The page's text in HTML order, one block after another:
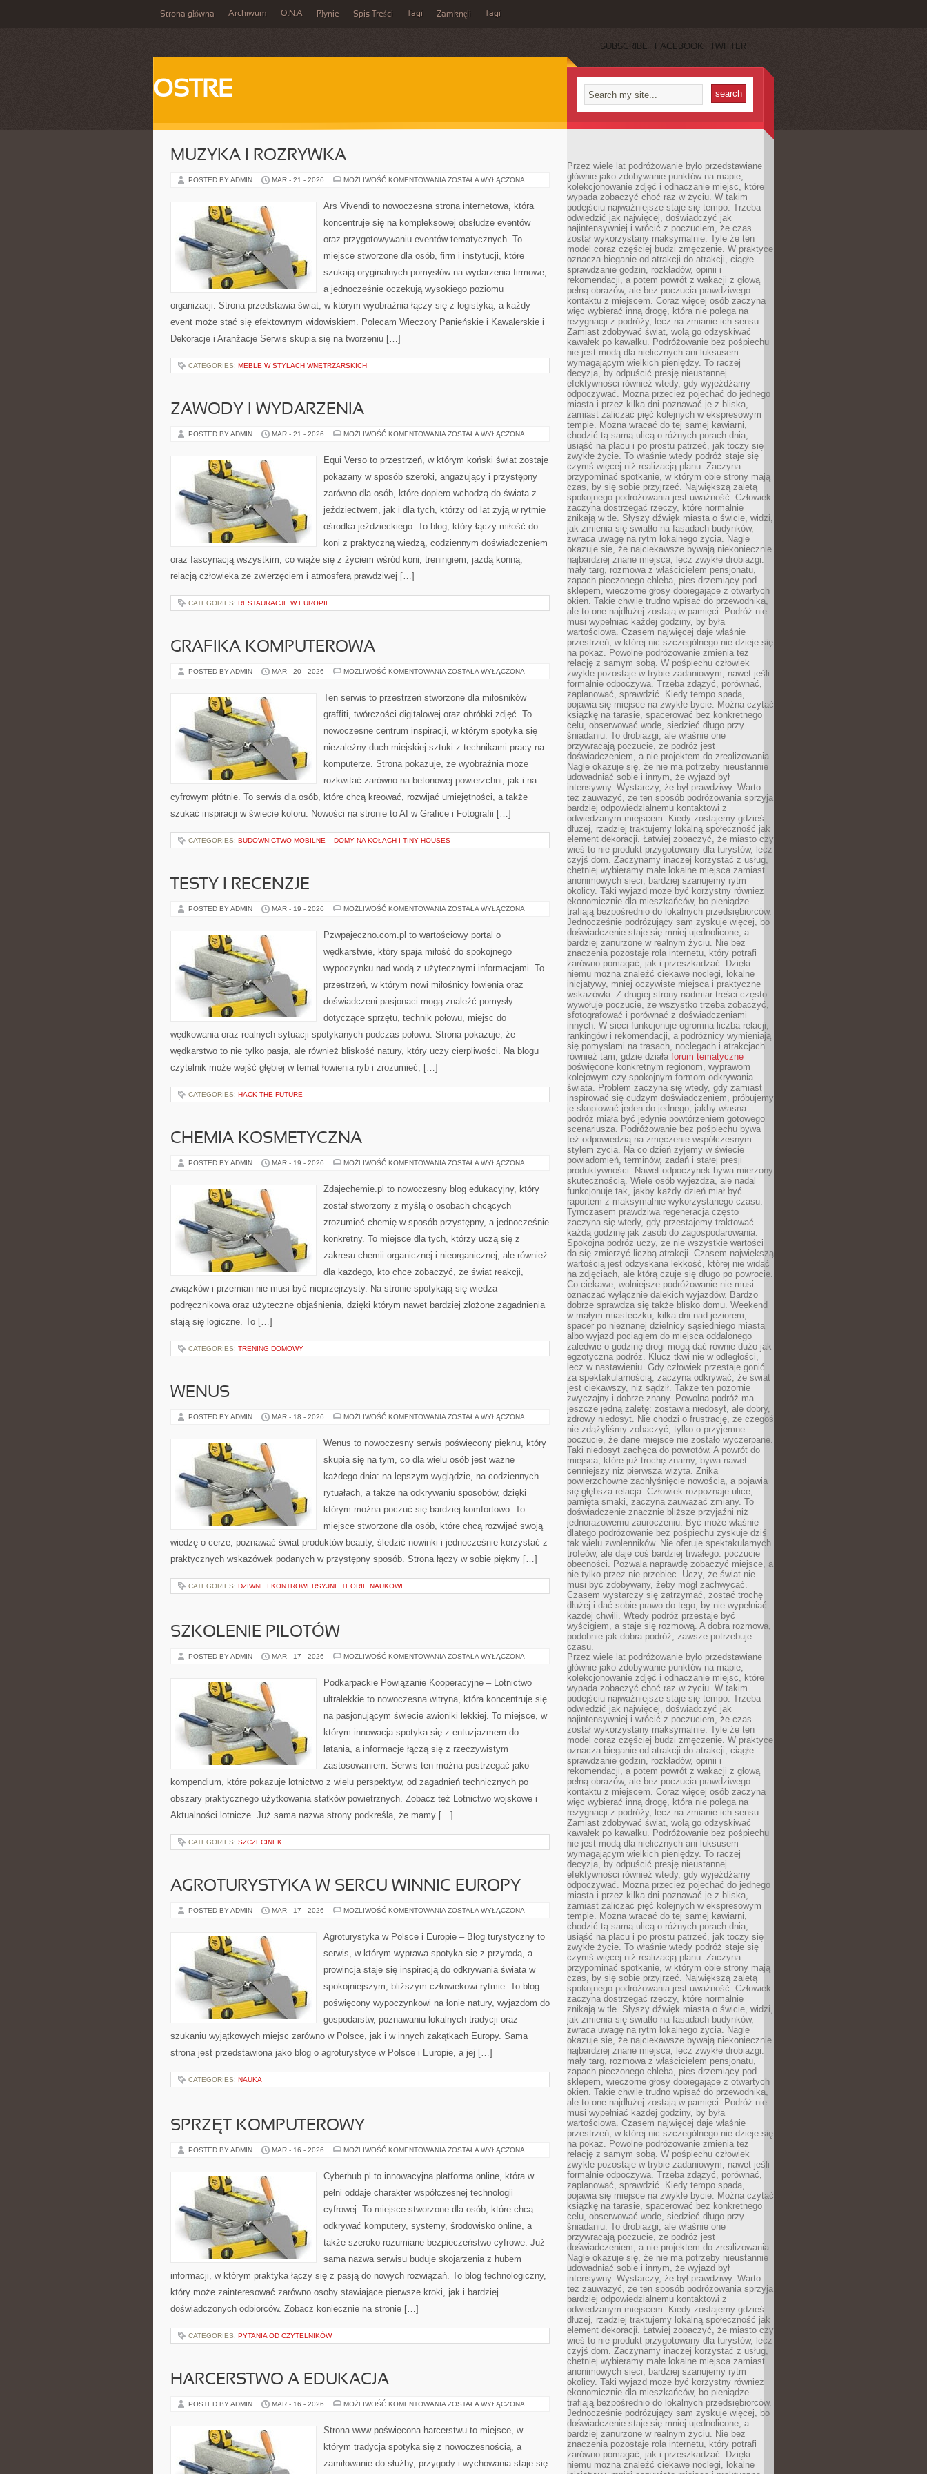
Strona główna Archiwum O.N.A Płynie Spis Treści Tagi Zamknęli Tagi
SUBSCRIBE FACEBOOK TWITTER
OSTRE
MUZYKA I ROZRYWKA
POSTED BY ADMIN MAR - 21 - 2026 MOŻLIWOŚĆ KOMENTOWANIA MUZYKA
ZOSTAŁA WYŁĄCZONA
Ars Vivendi to nowoczesna strona internetowa, która
koncentruje się na kompleksowej obsłudze eventów
oraz przygotowywaniu eventów tematycznych. To
miejsce stworzone dla osób, firm i instytucji, które
szukają oryginalnych pomysłów na wydarzenia firmowe,
a jednocześnie oczekują wysokiego poziomu
organizacji. Strona przedstawia świat, w którym wyobraźnia łączy się z logistyką, a każdy
event może stać się efektownym widowiskiem. Polecam Wieczory Panieńskie i Kawalerskie i
Dekoracje i Aranżacje Serwis skupia się na tworzeniu […]
CATEGORIES: MEBLE W STYLACH WNĘTRZARSKICH
ZAWODY I WYDARZENIA
POSTED BY ADMIN MAR - 21 - 2026 MOŻLIWOŚĆ KOMENTOWANIA ZAWODY
ZOSTAŁA WYŁĄCZONA
Equi Verso to przestrzeń, w którym koński świat zostaje
pokazany w sposób szeroki, angażujący i przystępny
zarówno dla osób, które dopiero wchodzą do świata z
jeździectwem, jak i dla tych, którzy od lat żyją w rytmie
ośrodka jeździeckiego. To blog, który łączy miłość do
koni z praktyczną wiedzą, codziennym doświadczeniem
oraz fascynacją wszystkim, co wiąże się z życiem wśród koni, treningiem, jazdą konną,
relacją człowieka ze zwierzęciem i atmosferą prawdziwej […]
CATEGORIES: RESTAURACJE W EUROPIE
GRAFIKA KOMPUTEROWA
POSTED BY ADMIN MAR - 20 - 2026 MOŻLIWOŚĆ KOMENTOWANIA GRAFIKA
ZOSTAŁA WYŁĄCZONA
Ten serwis to przestrzeń stworzone dla miłośników
graffiti, twórczości digitalowej oraz obróbki zdjęć. To
nowoczesne centrum inspiracji, w którym spotyka się
niezależny duch miejskiej sztuki z technikami pracy na
komputerze. Strona pokazuje, że wyobraźnia może
rozkwitać zarówno na betonowej powierzchni, jak i na
cyfrowym płótnie. To serwis dla osób, które chcą kreować, rozwijać umiejętności, a także
szukać inspiracji w świecie koloru. Nowości na stronie to AI w Grafice i Fotografii […]
CATEGORIES: BUDOWNICTWO MOBILNE – DOMY NA KOŁACH I TINY HOUSES
TESTY I RECENZJE
POSTED BY ADMIN MAR - 19 - 2026 MOŻLIWOŚĆ KOMENTOWANIA TESTY
ZOSTAŁA WYŁĄCZONA
Pzwpajeczno.com.pl to wartościowy portal o
wędkarstwie, który spaja miłość do spokojnego
wypoczynku nad wodą z użytecznymi informacjami. To
przestrzeń, w którym nowi miłośnicy łowienia oraz
doświadczeni pasjonaci mogą znaleźć pomysły
dotyczące sprzętu, technik połowu, miejsc do
wędkowania oraz realnych sytuacji spotykanych podczas połowu. Strona pokazuje, że
wędkarstwo to nie tylko pasja, ale również bliskość natury, który uczy cierpliwości. Na blogu
czytelnik może wejść głębiej w temat łowienia ryb i zrozumieć, […]
CATEGORIES: HACK THE FUTURE
CHEMIA KOSMETYCZNA
POSTED BY ADMIN MAR - 19 - 2026 MOŻLIWOŚĆ KOMENTOWANIA CHEMIA
ZOSTAŁA WYŁĄCZONA
Zdajechemie.pl to nowoczesny blog edukacyjny, który
został stworzony z myślą o osobach chcących
zrozumieć chemię w sposób przystępny, a jednocześnie
konkretny. To miejsce dla tych, którzy uczą się z
zakresu chemii organicznej i nieorganicznej, ale również
dla każdego, kto chce zobaczyć, że świat reakcji,
związków i przemian nie musi być nieprzejrzysty. Na stronie spotykają się wiedza
podręcznikowa oraz użyteczne objaśnienia, dzięki którym nawet bardziej złożone zagadnienia
stają się logiczne. To […]
CATEGORIES: TRENING DOMOWY
WENUS
POSTED BY ADMIN MAR - 18 - 2026 MOŻLIWOŚĆ KOMENTOWANIA WENUS
ZOSTAŁA WYŁĄCZONA
Wenus to nowoczesny serwis poświęcony pięknu, który
skupia się na tym, co dla wielu osób jest ważne
każdego dnia: na lepszym wyglądzie, na codziennych
rytuałach, a także na odkrywaniu sposobów, dzięki
którym można poczuć się bardziej komfortowo. To
miejsce stworzone dla osób, które chcą rozwijać swoją
wiedzę o cerze, poznawać świat produktów beauty, śledzić nowinki i jednocześnie korzystać z
praktycznych wskazówek podanych w przystępny sposób. Strona łączy w sobie piękny […]
CATEGORIES: DZIWNE I KONTROWERSYJNE TEORIE NAUKOWE
SZKOLENIE PILOTÓW
POSTED BY ADMIN MAR - 17 - 2026 MOŻLIWOŚĆ KOMENTOWANIA SZKOLENIE
ZOSTAŁA WYŁĄCZONA
Podkarpackie Powiązanie Kooperacyjne – Lotnictwo
ultralekkie to nowoczesna witryna, która koncentruje się
na pasjonującym świecie awioniki lekkiej. To miejsce, w
którym innowacja spotyka się z entuzjazmem do
latania, a informacje łączą się z rzeczywistym
zastosowaniem. Serwis ten można postrzegać jako
kompendium, które pokazuje lotnictwo z wielu perspektyw, od zagadnień technicznych po
obszary praktycznego użytkowania statków powietrznych. Zobacz też Lotnictwo wojskowe i
Aktualności lotnicze. Już sama nazwa strony podkreśla, że mamy […]
CATEGORIES: SZCZECINEK
AGROTURYSTYKA W SERCU WINNIC EUROPY
POSTED BY ADMIN MAR - 17 - 2026 MOŻLIWOŚĆ KOMENTOWANIA AGROTURYSTYKA
WINNIC
EUROPY
ZOSTAŁA WYŁĄCZONA
Agroturystyka w Polsce i Europie – Blog turystyczny to
serwis, w którym wyprawa spotyka się z przyrodą, a
prowincja staje się inspiracją do odkrywania świata w
spokojniejszym, bliższym człowiekowi rytmie. To blog
poświęcony wypoczynkowi na łonie natury, wyjazdom do
gospodarstw, poznawaniu lokalnych tradycji oraz
szukaniu wyjątkowych miejsc zarówno w Polsce, jak i w innych zakątkach Europy. Sama
strona jest przedstawiona jako blog o agroturystyce w Polsce i Europie, a jej […]
CATEGORIES: NAUKA
SPRZĘT KOMPUTEROWY
POSTED BY ADMIN MAR - 16 - 2026 MOŻLIWOŚĆ KOMENTOWANIA SPRZĘT
ZOSTAŁA WYŁĄCZONA
Cyberhub.pl to innowacyjna platforma online, która w
pełni oddaje charakter współczesnej technologii
cyfrowej. To miejsce stworzone dla osób, które chcą
odkrywać komputery, systemy, środowisko online, a
także szeroko rozumiane bezpieczeństwo cyfrowe. Już
sama nazwa serwisu buduje skojarzenia z hubem
informacji, w którym praktyka łączy się z pasją do nowych rozwiązań. To blog technologiczny,
który może zainteresować zarówno osoby stawiające pierwsze kroki, jak i bardziej
doświadczonych odbiorców. Zobacz koniecznie na stronie […]
CATEGORIES: PYTANIA OD CZYTELNIKÓW
HARCERSTWO A EDUKACJA
POSTED BY ADMIN MAR - 16 - 2026 MOŻLIWOŚĆ KOMENTOWANIA HARCERSTWO
ZOSTAŁA WYŁĄCZONA
Strona www poświęcona harcerstwu to miejsce, w
którym tradycja spotyka się z nowoczesnością, a
zamiłowanie do służby, przygody i wychowania staje się
Przez wiele lat podróżowanie było przedstawiane
głównie jako zdobywanie punktów na mapie,
kolekcjonowanie zdjęć i odhaczanie miejsc, które
wypada zobaczyć choć raz w życiu. W takim
podejściu najważniejsze staje się tempo. Trzeba
odwiedzić jak najwięcej, doświadczyć jak
najintensywniej i wrócić z poczuciem, że czas
został wykorzystany maksymalnie. Tyle że ten
model coraz częściej budzi zmęczenie. W praktyce
oznacza bieganie od atrakcji do atrakcji, ciągłe
sprawdzanie godzin, rozkładów, opinii i
rekomendacji, a potem powrót z wakacji z głową
pełną obrazów, ale bez poczucia prawdziwego
kontaktu z miejscem. Coraz więcej osób zaczyna
więc wybierać inną drogę, która nie polega na
rezygnacji z podróży, lecz na zmianie ich sensu.
Zamiast zdobywać świat, wolą go odzyskiwać
kawałek po kawałku. Podróżowanie bez pośpiechu
nie jest modą dla nielicznych ani luksusem
wymagającym wielkich pieniędzy. To raczej
decyzja, by odpuścić presję nieustannej
efektywności również wtedy, gdy wyjeżdżamy
odpoczywać. Można przecież pojechać do jednego
miasta i przez kilka dni poznawać je z bliska,
zamiast zaliczać pięć kolejnych w ekspresowym
tempie. Można wracać do tej samej kawiarni,
chodzić tą samą ulicą o różnych porach dnia,
usiąść na placu i po prostu patrzeć, jak toczy się
zwykłe życie. To właśnie wtedy podróż staje się
czymś więcej niż realizacją planu. Zaczyna
przypominać spotkanie, w którym obie strony mają
czas, by się sobie przyjrzeć. Największą zaletą
spokojnego podróżowania jest uważność. Człowiek
zaczyna dostrzegać rzeczy, które normalnie
znikają w tle. Słyszy dźwięk miasta o świcie, widzi,
jak zmienia się światło na fasadach budynków,
zwraca uwagę na rytm lokalnego życia. Nagle
okazuje się, że najciekawsze bywają niekoniecznie
najbardziej znane miejsca, lecz zwykłe drobiazgi:
mały targ, rozmowa z właścicielem pensjonatu,
zapach pieczonego chleba, pies drzemiący pod
sklepem, wieczorne głosy dobiegające z otwartych
okien. Takie chwile trudno wpisać do przewodnika,
ale to one najdłużej zostają w pamięci. Podróż nie
musi wypełniać każdej godziny, by była
wartościowa. Czasem najwięcej daje właśnie
przestrzeń, w której nic szczególnego nie dzieje się
na pokaz. Powolne podróżowanie zmienia też
relację z samym sobą. W pośpiechu człowiek
zwykle pozostaje w trybie zadaniowym, nawet jeśli
formalnie odpoczywa. Trzeba zdążyć, porównać,
zaplanować, sprawdzić. Kiedy tempo spada,
pojawia się miejsce na zwykłe bycie. Można czytać
książkę na tarasie, spacerować bez konkretnego
celu, obserwować wodę, siedzieć długo przy
śniadaniu. To drobiazgi, ale właśnie one
przywracają poczucie, że podróż jest
doświadczeniem, a nie projektem do zrealizowania.
Nagle okazuje się, że nie ma potrzeby nieustannie
udowadniać sobie i innym, że wyjazd był
intensywny. Wystarczy, że był prawdziwy. Warto
też zauważyć, że ten sposób podróżowania sprzyja
bardziej odpowiedzialnemu kontaktowi z
odwiedzanym miejscem. Kiedy zostajemy gdzieś
dłużej, rzadziej traktujemy lokalną społeczność jak
element dekoracji. Łatwiej zobaczyć, że miasto czy
wieś to nie produkt przygotowany dla turystów, lecz
czyjś dom. Zaczynamy inaczej korzystać z usług,
chętniej wybieramy małe lokalne miejsca zamiast
anonimowych sieci, bardziej szanujemy rytm
okolicy. Taki wyjazd może być korzystny również
ekonomicznie dla mieszkańców, bo pieniądze
trafiają bezpośrednio do lokalnych przedsiębiorców.
Jednocześnie podróżujący sam zyskuje więcej, bo
doświadczenie staje się mniej ujednolicone, a
bardziej zanurzone w realnym życiu. Nie bez
znaczenia pozostaje rola internetu, który potrafi
zarówno pomagać, jak i przeszkadzać. Dzięki
niemu można znaleźć ciekawe noclegi, lokalne
inicjatywy, mniej oczywiste miejsca i praktyczne
wskazówki. Z drugiej strony nadmiar treści często
wywołuje poczucie, że wszystko trzeba zobaczyć,
sfotografować i porównać z doświadczeniami
innych. W sieci funkcjonuje ogromna liczba relacji,
rankingów i rekomendacji, a podróżnicy wymieniają
się pomysłami na trasach, noclegach i atrakcjach
również tam, gdzie działa forum tematyczne
poświęcone konkretnym regionom, wyprawom
kolejowym czy spokojnym formom odkrywania
świata. Problem zaczyna się wtedy, gdy zamiast
inspirować się cudzym doświadczeniem, próbujemy
je skopiować jeden do jednego, jakby własna
podróż miała być jedynie powtórzeniem gotowego
scenariusza. Podróżowanie bez pośpiechu bywa
też odpowiedzią na zmęczenie współczesnym
stylem życia. Na co dzień żyjemy w świecie
powiadomień, terminów, zadań i stałej presji
produktywności. Nawet odpoczynek bywa mierzony
skutecznością. Wiele osób wyjeżdża, ale nadal
funkcjonuje tak, jakby każdy dzień miał być
raportem z maksymalnie wykorzystanego czasu.
Tymczasem prawdziwa regeneracja często
zaczyna się wtedy, gdy przestajemy traktować
każdą godzinę jak zasób do zagospodarowania.
Spokojna podróż uczy, że nie wszystkie wartości
da się zmierzyć liczbą atrakcji. Czasem największą
wartością jest odzyskana lekkość, której nie widać
na zdjęciach, ale którą czuje się długo po powrocie.
Co ciekawe, wolniejsze podróżowanie nie musi
oznaczać wyłącznie dalekich wyjazdów. Bardzo
dobrze sprawdza się także blisko domu. Weekend
w małym miasteczku, kilka dni nad jeziorem,
spacer po nieznanej dzielnicy sąsiedniego miasta
albo wyjazd pociągiem do miejsca oddalonego
zaledwie o godzinę drogi mogą dać równie dużo jak
egzotyczna podróż. Klucz tkwi nie w odległości,
lecz w nastawieniu. Gdy człowiek przestaje gonić
za spektakularnością, zaczyna odkrywać, że świat
jest ciekawszy, niż sądził. Także ten pozornie
zwyczajny i dobrze znany. Powolna podróż ma
jeszcze jedną zaletę: zostawia niedosyt, ale dobry,
zdrowy niedosyt. Nie chodzi o frustrację, że czegoś
nie zdążyliśmy zobaczyć, tylko o przyjemne
poczucie, że dane miejsce nie zostało wyczerpane.
Taki niedosyt zachęca do powrotów. A powrót do
miejsca, które już trochę znamy, bywa nawet
cenniejszy niż pierwsza wizyta. Znika
powierzchowne zachłyśnięcie nowością, a pojawia
się głębsza relacja. Człowiek rozpoznaje ulice,
pamięta smaki, zaczyna zauważać zmiany. To
doświadczenie znacznie bliższe przyjaźni niż
jednorazowemu zauroczeniu. Być może właśnie
dlatego podróżowanie bez pośpiechu zyskuje dziś
tak wielu zwolenników. Nie oferuje spektakularnych
trofeów, ale daje coś bardziej trwałego: poczucie
obecności. Pozwala naprawdę zobaczyć miejsce, a
nie tylko przez nie przebiec. Uczy, że świat nie
musi być zdobywany, żeby mógł zachwycać.
Czasem wystarczy się zatrzymać, zostać trochę
dłużej i dać sobie prawo do tego, by nie wypełniać
każdej chwili. Wtedy podróż przestaje być
wyścigiem, a staje się rozmową. A dobra rozmowa,
podobnie jak dobra podróż, zawsze potrzebuje
czasu.
Przez wiele lat podróżowanie było przedstawiane
głównie jako zdobywanie punktów na mapie,
kolekcjonowanie zdjęć i odhaczanie miejsc, które
wypada zobaczyć choć raz w życiu. W takim
podejściu najważniejsze staje się tempo. Trzeba
odwiedzić jak najwięcej, doświadczyć jak
najintensywniej i wrócić z poczuciem, że czas
został wykorzystany maksymalnie. Tyle że ten
model coraz częściej budzi zmęczenie. W praktyce
oznacza bieganie od atrakcji do atrakcji, ciągłe
sprawdzanie godzin, rozkładów, opinii i
rekomendacji, a potem powrót z wakacji z głową
pełną obrazów, ale bez poczucia prawdziwego
kontaktu z miejscem. Coraz więcej osób zaczyna
więc wybierać inną drogę, która nie polega na
rezygnacji z podróży, lecz na zmianie ich sensu.
Zamiast zdobywać świat, wolą go odzyskiwać
kawałek po kawałku. Podróżowanie bez pośpiechu
nie jest modą dla nielicznych ani luksusem
wymagającym wielkich pieniędzy. To raczej
decyzja, by odpuścić presję nieustannej
efektywności również wtedy, gdy wyjeżdżamy
odpoczywać. Można przecież pojechać do jednego
miasta i przez kilka dni poznawać je z bliska,
zamiast zaliczać pięć kolejnych w ekspresowym
tempie. Można wracać do tej samej kawiarni,
chodzić tą samą ulicą o różnych porach dnia,
usiąść na placu i po prostu patrzeć, jak toczy się
zwykłe życie. To właśnie wtedy podróż staje się
czymś więcej niż realizacją planu. Zaczyna
przypominać spotkanie, w którym obie strony mają
czas, by się sobie przyjrzeć. Największą zaletą
spokojnego podróżowania jest uważność. Człowiek
zaczyna dostrzegać rzeczy, które normalnie
znikają w tle. Słyszy dźwięk miasta o świcie, widzi,
jak zmienia się światło na fasadach budynków,
zwraca uwagę na rytm lokalnego życia. Nagle
okazuje się, że najciekawsze bywają niekoniecznie
najbardziej znane miejsca, lecz zwykłe drobiazgi:
mały targ, rozmowa z właścicielem pensjonatu,
zapach pieczonego chleba, pies drzemiący pod
sklepem, wieczorne głosy dobiegające z otwartych
okien. Takie chwile trudno wpisać do przewodnika,
ale to one najdłużej zostają w pamięci. Podróż nie
musi wypełniać każdej godziny, by była
wartościowa. Czasem najwięcej daje właśnie
przestrzeń, w której nic szczególnego nie dzieje się
na pokaz. Powolne podróżowanie zmienia też
relację z samym sobą. W pośpiechu człowiek
zwykle pozostaje w trybie zadaniowym, nawet jeśli
formalnie odpoczywa. Trzeba zdążyć, porównać,
zaplanować, sprawdzić. Kiedy tempo spada,
pojawia się miejsce na zwykłe bycie. Można czytać
książkę na tarasie, spacerować bez konkretnego
celu, obserwować wodę, siedzieć długo przy
śniadaniu. To drobiazgi, ale właśnie one
przywracają poczucie, że podróż jest
doświadczeniem, a nie projektem do zrealizowania.
Nagle okazuje się, że nie ma potrzeby nieustannie
udowadniać sobie i innym, że wyjazd był
intensywny. Wystarczy, że był prawdziwy. Warto
też zauważyć, że ten sposób podróżowania sprzyja
bardziej odpowiedzialnemu kontaktowi z
odwiedzanym miejscem. Kiedy zostajemy gdzieś
dłużej, rzadziej traktujemy lokalną społeczność jak
element dekoracji. Łatwiej zobaczyć, że miasto czy
wieś to nie produkt przygotowany dla turystów, lecz
czyjś dom. Zaczynamy inaczej korzystać z usług,
chętniej wybieramy małe lokalne miejsca zamiast
anonimowych sieci, bardziej szanujemy rytm
okolicy. Taki wyjazd może być korzystny również
ekonomicznie dla mieszkańców, bo pieniądze
trafiają bezpośrednio do lokalnych przedsiębiorców.
Jednocześnie podróżujący sam zyskuje więcej, bo
doświadczenie staje się mniej ujednolicone, a
bardziej zanurzone w realnym życiu. Nie bez
znaczenia pozostaje rola internetu, który potrafi
zarówno pomagać, jak i przeszkadzać. Dzięki
niemu można znaleźć ciekawe noclegi, lokalne